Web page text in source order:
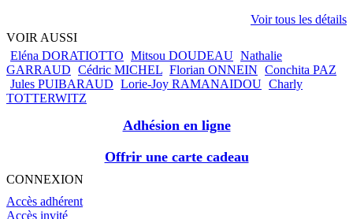
Voir tous les détails
VOIR AUSSI
Eléna DORATIOTTO Mitsou DOUDEAU Nathalie
GARRAUD Cédric MICHEL Florian ONNEIN Conchita PAZ
Jules PUIBARAUD Lorie-Joy RAMANAIDOU Charly
TOTTERWITZ
Adhésion en ligne
Offrir une carte cadeau
CONNEXION
Accès adhérent
Accès invité